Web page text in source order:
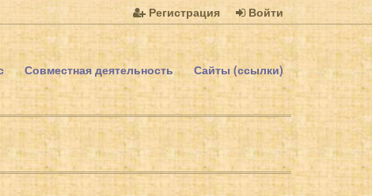
Регистрация Войти
Совместная деятельность Сайты (ссылки)